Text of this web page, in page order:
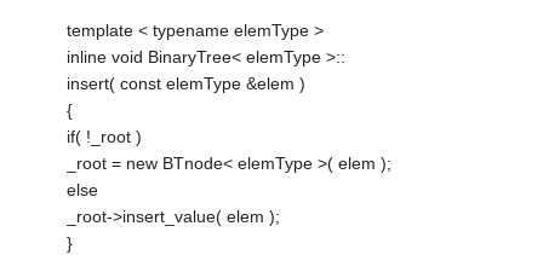
template < typename elemType >
inline void BinaryTree< elemType >::
insert( const elemType &elem )
{
if( !_root )
_root = new BTnode< elemType >( elem );
else
_root->insert_value( elem );
}